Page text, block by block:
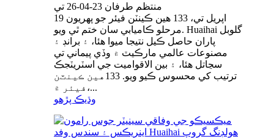
منتظم طرفان 23-04-26 تي
19 اپريل تي، 133 هين ڪينٽن فيئر جو پهريون
مرحلو ڪاميابي سان ختم ٿي ويو. Huaihai گلوبل
پاران حاصل ڪيل نتيجا ميوا هئا، ۽ برانڊ ۽
مصنوعات عالمي مارڪيٽ ۾ وڏي پيماني تي
سڃاتل هئا، ۽ بين الاقواميت جي اسٽريٽجڪ
ترتيب کي محسوس ڪيو ويو. 133هين ڪينٽن
فيئر ۾،...
وڌيڪ پڙهو